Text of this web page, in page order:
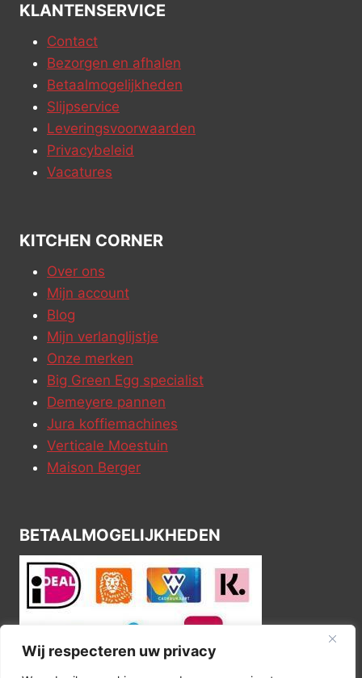
Wij respecteren uw privacy
KLANTENSERVICE
Contact
Bezorgen en afhalen
Betaalmogelijkheden
Slijpservice
Leveringsvoorwaarden
Privacybeleid
Vacatures
KITCHEN CORNER
Over ons
Mijn account
Blog
Mijn verlanglijstje
Onze merken
Big Green Egg specialist
Demeyere pannen
Jura koffiemachines
Verticale Moestuin
Maison Berger
BETAALMOGELIJKHEDEN